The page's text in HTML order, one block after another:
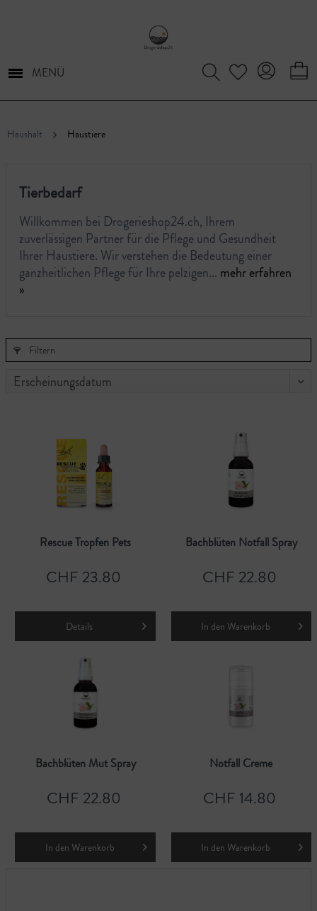
MENÜ
Haushalt Haustiere
Tierbedarf
Willkommen bei Drogerieshop24.ch, Ihrem
zuverlässigen Partner für die Pflege und Gesundheit
Ihrer Haustiere. Wir verstehen die Bedeutung einer
ganzheitlichen Pflege für Ihre pelzigen... mehr erfahren
»
Filtern
Rescue Tropfen Pets
CHF 23.80
Details
Bachblüten Notfall Spray
CHF 22.80
In den Warenkorb
Bachblüten Mut Spray
CHF 22.80
In den Warenkorb
Notfall Creme
CHF 14.80
In den Warenkorb